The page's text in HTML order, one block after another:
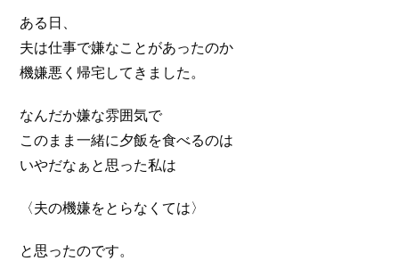
ある日、
夫は仕事で嫌なことがあったのか
機嫌悪く帰宅してきました。
なんだか嫌な雰囲気で
このまま一緒に夕飯を食べるのは
いやだなぁと思った私は
〈夫の機嫌をとらなくては〉
と思ったのです。